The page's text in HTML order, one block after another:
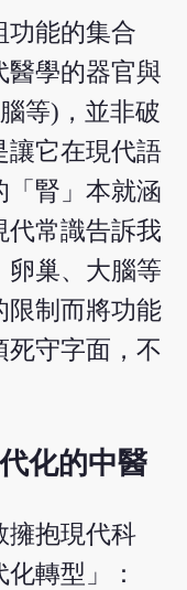
功能的集合
醫學的器官與
等)，並非破
讓它在現代語
「腎」本就涵
代常識告訴我
卵巢、大腦等
限制而將功能
死守字面，不
化的中醫
擁抱現代科
轉型」：